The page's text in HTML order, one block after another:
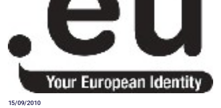
15/09/2010